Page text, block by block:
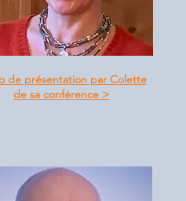
de présentation par Colette
de sa conférence >